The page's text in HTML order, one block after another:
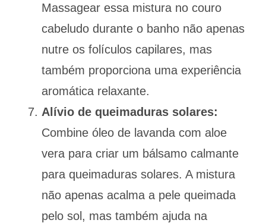
Massagear essa mistura no couro
cabeludo durante o banho não apenas
nutre os folículos capilares, mas
também proporciona uma experiência
aromática relaxante.
Alívio de queimaduras solares:
Combine óleo de lavanda com aloe
vera para criar um bálsamo calmante
para queimaduras solares. A mistura
não apenas acalma a pele queimada
pelo sol, mas também ajuda na